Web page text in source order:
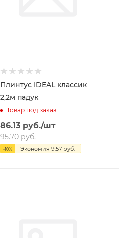
Плинтус IDEAL классик
2,2м падук
Товар под заказ
86.13 руб./шт
95.70руб.
-10% Экономия9.57 руб.